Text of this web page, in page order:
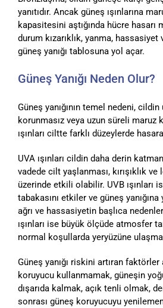
yanıtıdır. Ancak güneş ışınlarına
kapasitesini aştığında hücre hasarı
durum kızarıklık, yanma, hassasiyet
güneş yanığı tablosuna yol açar.
Güneş Yanığı Neden Olur?
Güneş yanığının temel nedeni, cildin
korunmasız veya uzun süreli maruz
ışınları ciltte farklı düzeylerde
UVA ışınları cildin daha derin
vadede cilt yaşlanması, kırışıklık
üzerinde etkili olabilir. UVB ışınları
tabakasını etkiler ve güneş yanığına
ağrı ve hassasiyetin başlıca
ışınları ise büyük ölçüde atmosfer
normal koşullarda yeryüzüne
Güneş yanığı riskini artıran faktörler
koruyucu kullanmamak, güneşin
dışarıda kalmak, açık tenli olmak,
sonrası güneş koruyucuyu